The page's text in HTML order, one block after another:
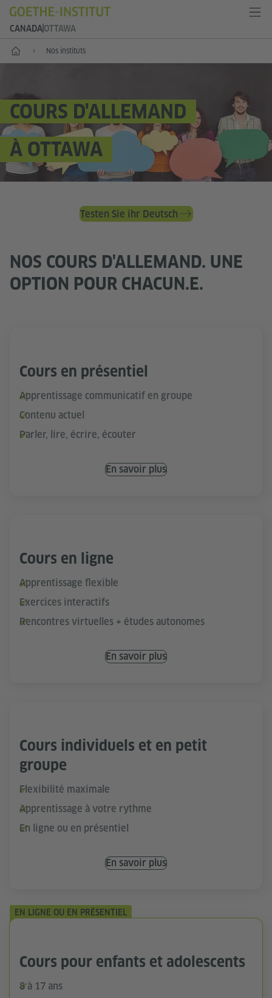
CANADAOTTAWA
Accueil Nos instituts
COURS D'ALLEMAND
À OTTAWA
Testen Sie ihr Deutsch
NOS COURS D'ALLEMAND. UNE
OPTION POUR CHACUN.E.
Cours en présentiel
Apprentissage communicatif en groupe
Contenu actuel
Parler, lire, écrire, écouter
En savoir plus
Cours en ligne
Apprentissage flexible
Exercices interactifs
Rencontres virtuelles + études autonomes
En savoir plus
Cours individuels et en petit
groupe
Flexibilité maximale
Apprentissage à votre rythme
En ligne ou en présentiel
En savoir plus
EN LIGNE OU EN PRÉSENTIEL
Cours pour enfants et adolescents
8 à 17 ans